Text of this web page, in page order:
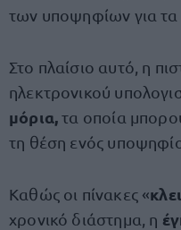
των υποψηφίων για τα
Στο πλαίσιο αυτό, η
ηλεκτρονικού
μόρια,τα οποία
τη θέση ενός
Καθώς οι πίνακες «
χρονικό διάστημα, η